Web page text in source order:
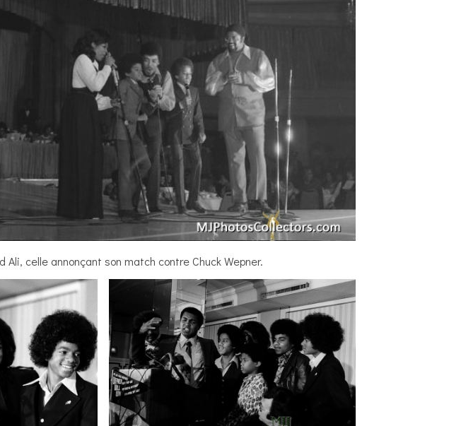
celle annonçant son match contre Chuck Wepner.